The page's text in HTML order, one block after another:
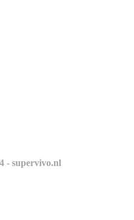
- supervivo.nl